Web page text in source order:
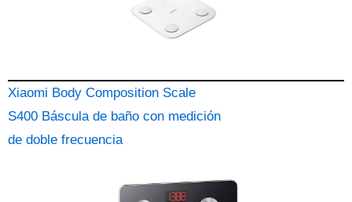
Xiaomi Body Composition Scale
S400 Báscula de baño con medición
de doble frecuencia